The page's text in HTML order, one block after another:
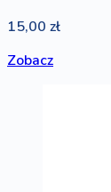
15,00 zł
Zobacz